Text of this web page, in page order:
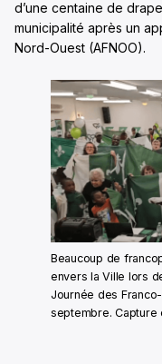
d’une centaine de
municipalité après un
Nord-Ouest (AFNOO).
Beaucoup de
envers la Ville lors
Journée des
septembre. Capture